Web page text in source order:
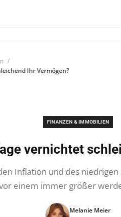
Ihr Vermögen?
FINANZEN & IMMOBILIEN
vernichtet
Inflation und des
einem immer größer
Melanie Meier